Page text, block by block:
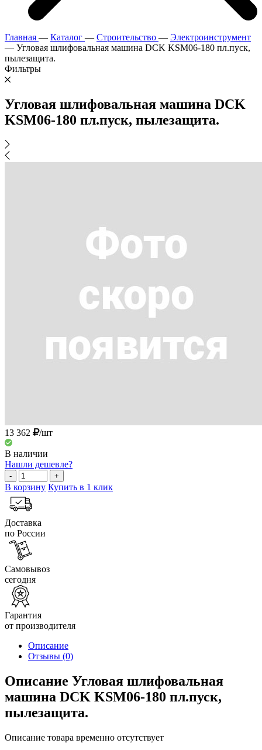
Главная — Каталог — Строительство — Электроинструмент
— Угловая шлифовальная машина DCK KSM06-180 пл.пуск,
пылезащита.
Фильтры
Угловая шлифовальная машина DCK
KSM06-180 пл.пуск, пылезащита.
13 362 /шт
В наличии
Нашли дешевле?
- +
В корзину Купить в 1 клик
Доставка
по России
Самовывоз
сегодня
Гарантия
от производителя
Описание
Отзывы (0)
Описание Угловая шлифовальная
машина DCK KSM06-180 пл.пуск,
пылезащита.
Описание товара временно отсутствует